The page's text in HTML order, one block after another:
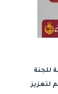
للجنة
لتعزيز